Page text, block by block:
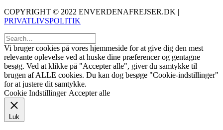
COPYRIGHT © 2022 ENVERDENAFREJSER.DK |
PRIVATLIVSPOLITIK
Vi bruger cookies på vores hjemmeside for at give dig den mest
relevante oplevelse ved at huske dine præferencer og gentagne
besøg. Ved at klikke på "Accepter alle", giver du samtykke til
brugen af ​​ALLE cookies. Du kan dog besøge "Cookie-indstillinger"
for at justere dit samtykke.
Cookie Indstillinger Accepter alle
Luk